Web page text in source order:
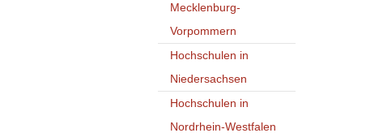
Mecklenburg-
Vorpommern
Hochschulen in
Niedersachsen
Hochschulen in
Nordrhein-Westfalen